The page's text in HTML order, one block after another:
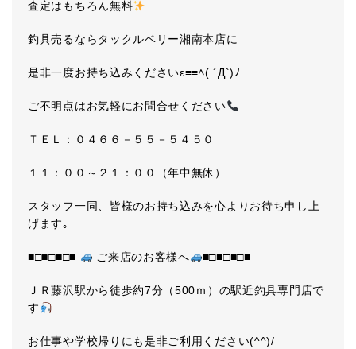
査定はもちろん無料
釣具売るならタックルベリー湘南本店に
是非一度お持ち込みくださいε≡≡ﾍ( ´Д`)ﾉ
ご不明点はお気軽にお問合せください
ＴＥＬ：０４６６－５５－５４５０
１１：００～２１：００（年中無休）
スタッフ一同、皆様のお持ち込みを心よりお待ち申し上
げます｡
■□■□■□■ ご来店のお客様へ ■□■□■□■
ＪＲ藤沢駅から徒歩約7分（500ｍ）の駅近釣具専門店で
す
お仕事や学校帰りにも是非ご利用ください(^^)/